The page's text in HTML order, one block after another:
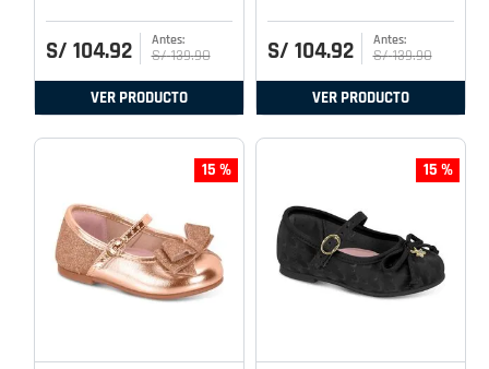
S/ 104.92 S/ 139.90
VER PRODUCTO
S/ 104.92 S/ 139.90
VER PRODUCTO
15 % 15 %